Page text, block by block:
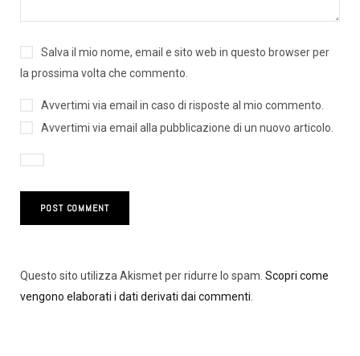
Salva il mio nome, email e sito web in questo browser per
la prossima volta che commento.
Avvertimi via email in caso di risposte al mio commento.
Avvertimi via email alla pubblicazione di un nuovo articolo.
Questo sito utilizza Akismet per ridurre lo spam. Scopri come
vengono elaborati i dati derivati dai commenti.